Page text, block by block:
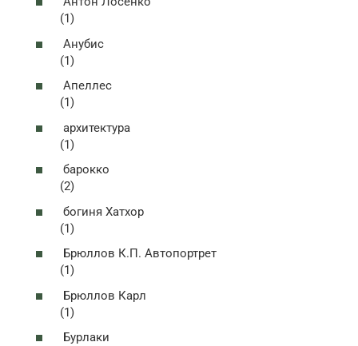
(1)
Анубис
(1)
Апеллес
(1)
архитектура
(1)
барокко
(2)
богиня Хатхор
(1)
Брюллов К.П. Автопортрет
(1)
Брюллов Карл
(1)
Бурлаки